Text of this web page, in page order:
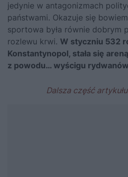
jedynie w antagonizmach
państwami. Okazuje się
sportowa była równie dobrym
rozlewu krwi. W styczniu 532
Konstantynopol, stała się
z powodu… wyścigu